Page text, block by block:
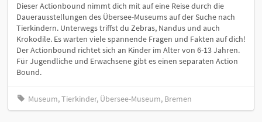
Dieser Actionbound nimmt dich mit auf eine Reise durch die
Dauerausstellungen des Übersee-Museums auf der Suche nach
Tierkindern. Unterwegs triffst du Zebras, Nandus und auch
Krokodile. Es warten viele spannende Fragen und Fakten auf dich!
Der Actionbound richtet sich an Kinder im Alter von 6-13 Jahren.
Für Jugendliche und Erwachsene gibt es einen separaten Action
Bound.
Museum, Tierkinder, Übersee-Museum, Bremen